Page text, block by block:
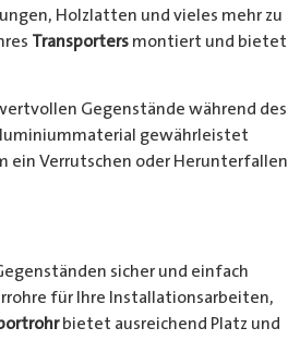
Holzlatten und vieles mehr zu
Transportersmontiert und bietet
Gegenstände während des
gewährleistet
ein Verrutschen oder Herunterfallen
sicher und einfach
für Ihre Installationsarbeiten,
bietet ausreichend Platz und